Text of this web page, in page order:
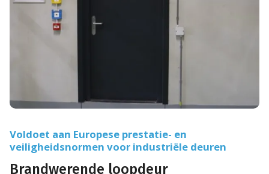
Voldoet aan Europese prestatie- en
veiligheidsnormen voor industriële deuren
Brandwerende loopdeur